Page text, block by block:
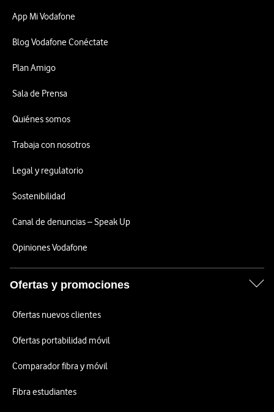
App Mi Vodafone
Blog Vodafone Conéctate
Plan Amigo
Sala de Prensa
Quiénes somos
Trabaja con nosotros
Legal y regulatorio
Sostenibilidad
Canal de denuncias – Speak Up
Opiniones Vodafone
Ofertas y promociones
Ofertas nuevos clientes
Ofertas portabilidad móvil
Comparador fibra y móvil
Fibra estudiantes